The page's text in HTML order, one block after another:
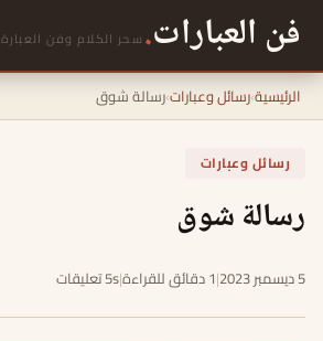
فن العبارات. سحر الكلام وفن العبارة
الرئيسية›رسائل وعبارات›رسالة شوق
رسائل وعبارات
رسالة شوق
5 ديسمبر 2023 |1 دقائق للقراءة |5s تعليقات